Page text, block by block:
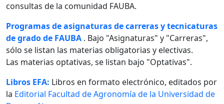
consultas de la comunidad FAUBA.
Programas de asignaturas de carreras y tecnicaturas
de grado de FAUBA . Bajo "Asignaturas" y "Carreras",
sólo se listan las materias obligatorias y electivas.
Las materias optativas, se listan bajo "Optativas".
Libros EFA: Libros en formato electrónico, editados por
la Editorial Facultad de Agronomía de la Universidad de